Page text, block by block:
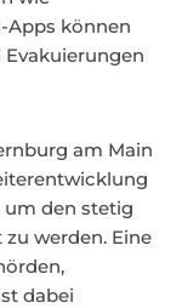
Apps können
am Main
den stetig
werden. Eine
dabei